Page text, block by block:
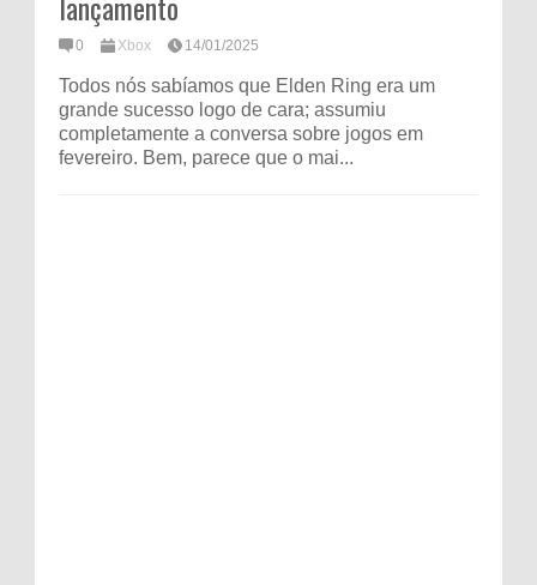
0 Xbox 14/01/2025
Todos nós sabíamos que Elden Ring era um
grande sucesso logo de cara; assumiu
completamente a conversa sobre jogos em
fevereiro. Bem, parece que o mai...